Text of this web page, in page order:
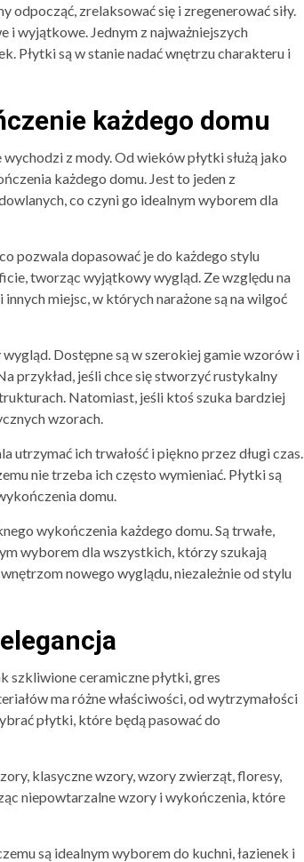
odpocząć, zrelaksować się i zregenerować siły.
i wyjątkowe. Jednym z najważniejszych
Płytki są w stanie nadać wnętrzu charakteru i
każdego domu
z mody. Od wieków płytki służą jako
każdego domu. Jest to jeden z
co czyni go idealnym wyborem dla
pozwala dopasować je do każdego stylu
tworząc wyjątkowy wygląd. Ze względu na
miejsc, w których narażone są na wilgoć
Dostępne są w szerokiej gamie wzorów i
przykład, jeśli chce się stworzyć rustykalny
Natomiast, jeśli ktoś szuka bardziej
wzorach.
utrzymać ich trwałość i piękno przez długi czas.
nie trzeba ich często wymieniać. Płytki są
domu.
wykończenia każdego domu. Są trwałe,
wyborem dla wszystkich, którzy szukają
nowego wyglądu, niezależnie od stylu
szkliwione ceramiczne płytki, gres
ma różne właściwości, od wytrzymałości
płytki, które będą pasować do
klasyczne wzory, wzory zwierząt, floresy,
niepowtarzalne wzory i wykończenia, które
są idealnym wyborem do kuchni, łazienek i